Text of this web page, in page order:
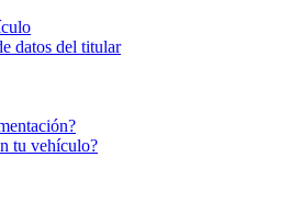
datos del titular
tu vehículo?